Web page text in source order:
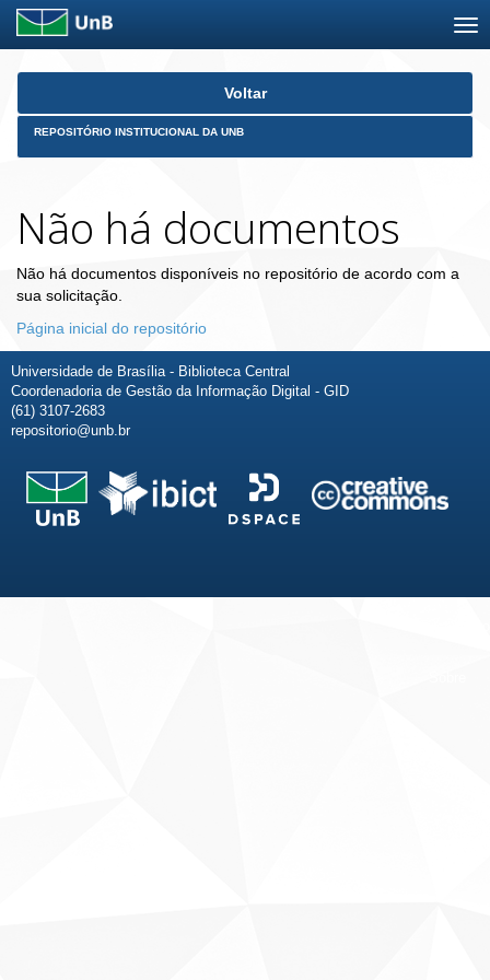
Skip
Voltar
REPOSITÓRIO INSTITUCIONAL DA UNB
Não há documentos
Não há documentos disponíveis no repositório de acordo com a
sua solicitação.
Página inicial do repositório
Universidade de Brasília - Biblioteca Central
Coordenadoria de Gestão da Informação Digital - GID
(61) 3107-2683
repositorio@unb.br